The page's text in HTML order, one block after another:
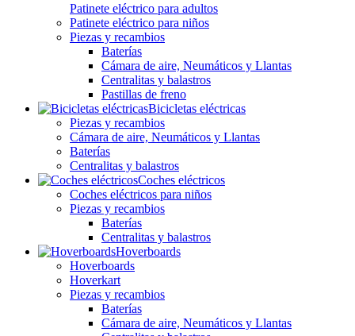
Patinete eléctrico para adultos
Patinete eléctrico para niños
Piezas y recambios
Baterías
Cámara de aire, Neumáticos y Llantas
Centralitas y balastros
Pastillas de freno
Bicicletas eléctricas
Piezas y recambios
Cámara de aire, Neumáticos y Llantas
Baterías
Centralitas y balastros
Coches eléctricos
Coches eléctricos para niños
Piezas y recambios
Baterías
Centralitas y balastros
Hoverboards
Hoverboards
Hoverkart
Piezas y recambios
Baterías
Cámara de aire, Neumáticos y Llantas